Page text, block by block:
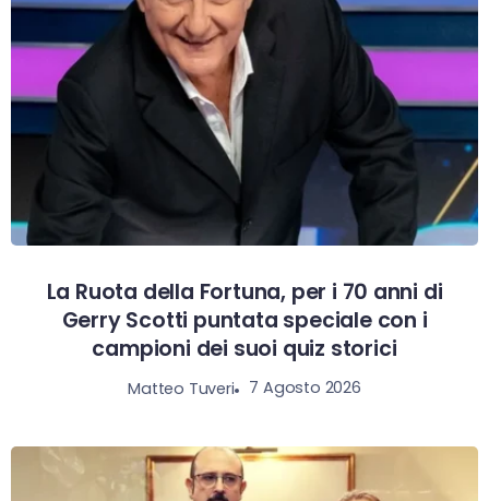
La Ruota della Fortuna, per i 70 anni di
Gerry Scotti puntata speciale con i
campioni dei suoi quiz storici
Matteo Tuveri 7 Agosto 2026